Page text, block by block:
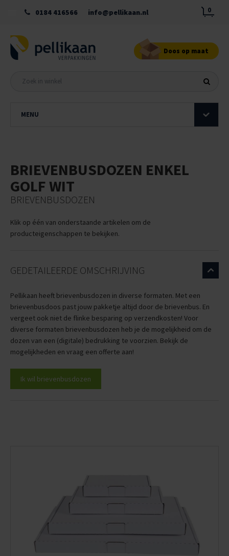
0184 416566 info@pellikaan.nl 0
Doos op maat
MENU
BRIEVENBUSDOZEN ENKEL
GOLF WIT
BRIEVENBUSDOZEN
Klik op één van onderstaande artikelen om de
producteigenschappen te bekijken.
GEDETAILEERDE OMSCHRIJVING
Pellikaan heeft brievenbusdozen in diverse formaten. Met een
brievenbusdoos past jouw pakketje altijd door de brievenbus. En
vergeet ook niet de flinke besparing op verzendkosten! Voor
diverse formaten brievenbusdozen heb je de mogelijkheid om de
dozen van een (digitale) bedrukking te voorzien. Bekijk de
mogelijkheden en vraag een offerte aan!
Ik wil brievenbusdozen